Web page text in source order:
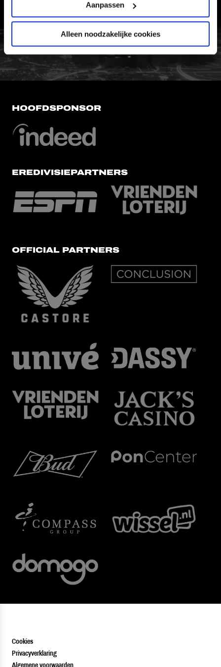
Aanpassen
Alleen noodzakelijke cookies
FC Utrecht<br>vanuit<br>het
HOOFDSPONSOR
EREDIVISIEPARTNERS
OFFICIAL PARTNERS
Cookies
Privacyverklaring
Algemene voorwaarden